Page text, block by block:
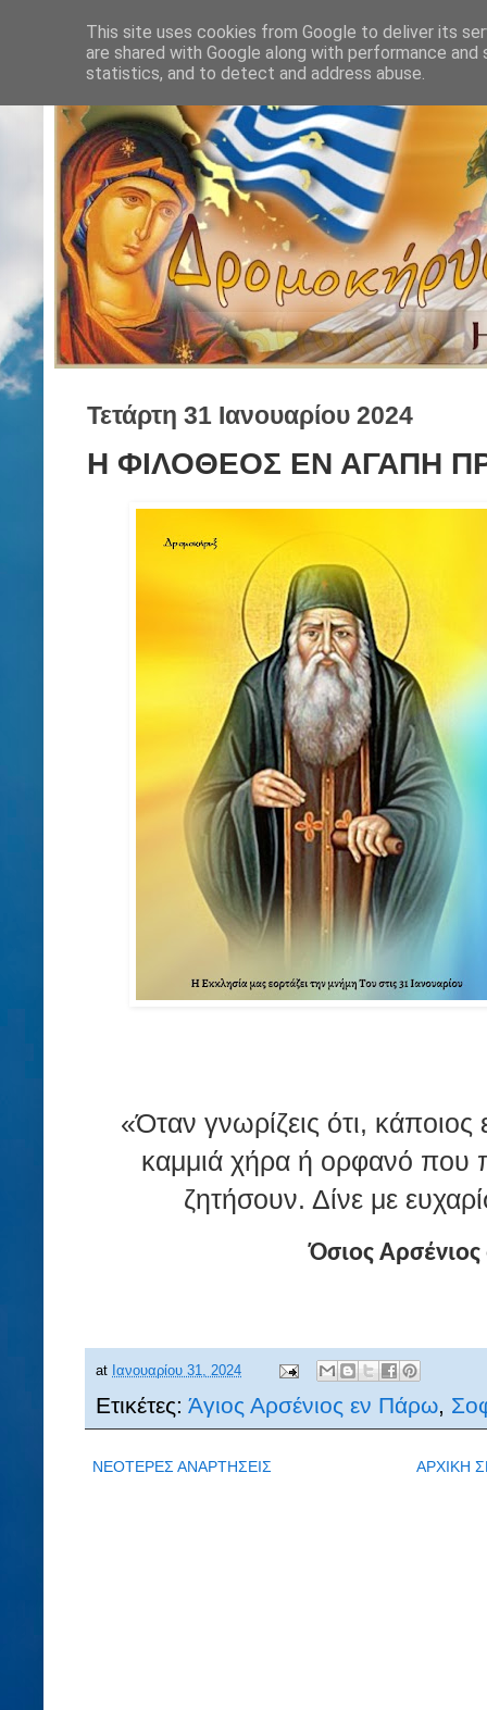
Τετάρτη 31 Ιανουαρίου 2024
Η ΦΙΛΟΘΕΟΣ ΕΝ ΑΓΑΠΗ
«Όταν γνωρίζεις ότι, κάποιος
καμμιά χήρα ή ορφανό που
ζητήσουν. Δίνε με
Όσιος
at Ιανουαρίου 31, 2024
Ετικέτες: Άγιος Αρσένιος εν Πάρω,
ΝΕΟΤΕΡΕΣ ΑΝΑΡΤΗΣΕΙΣ ΑΡΧΙΚΗ
This site uses cookies from Google to deliver its
are shared with Google along with performance
statistics, and to detect and address abuse.